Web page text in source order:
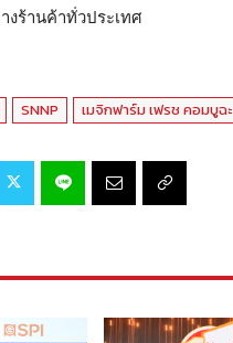
งร้านค้าทั่วประเทศ
SNNP เมจิกฟาร์ม เฟรช คอมบูฉะ